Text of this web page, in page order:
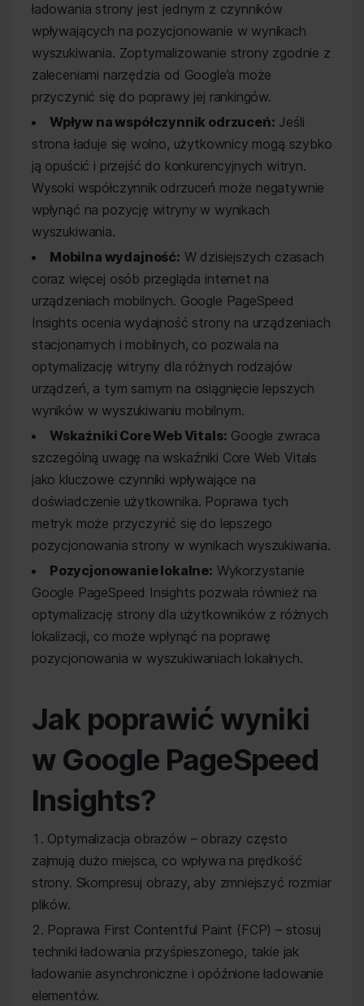
ładowania strony jest jednym z czynników
wpływających na pozycjonowanie w wynikach
wyszukiwania. Zoptymalizowanie strony zgodnie z
zaleceniami narzędzia od Google’a może
przyczynić się do poprawy jej rankingów.
Wpływ na współczynnik odrzuceń: Jeśli
strona ładuje się wolno, użytkownicy mogą szybko
ją opuścić i przejść do konkurencyjnych witryn.
Wysoki współczynnik odrzuceń może negatywnie
wpłynąć na pozycję witryny w wynikach
wyszukiwania.
Mobilna wydajność: W dzisiejszych czasach
coraz więcej osób przegląda internet na
urządzeniach mobilnych. Google PageSpeed
Insights ocenia wydajność strony na urządzeniach
stacjonarnych i mobilnych, co pozwala na
optymalizację witryny dla różnych rodzajów
urządzeń, a tym samym na osiągnięcie lepszych
wyników w wyszukiwaniu mobilnym.
Wskaźniki Core Web Vitals: Google zwraca
szczególną uwagę na wskaźniki Core Web Vitals
jako kluczowe czynniki wpływające na
doświadczenie użytkownika. Poprawa tych
metryk może przyczynić się do lepszego
pozycjonowania strony w wynikach wyszukiwania.
Pozycjonowanie lokalne: Wykorzystanie
Google PageSpeed Insights pozwala również na
optymalizację strony dla użytkowników z różnych
lokalizacji, co może wpłynąć na poprawę
pozycjonowania w wyszukiwaniach lokalnych.
Jak poprawić wyniki
w Google PageSpeed
Insights?
Optymalizacja obrazów – obrazy często
zajmują dużo miejsca, co wpływa na prędkość
strony. Skompresuj obrazy, aby zmniejszyć rozmiar
plików.
Poprawa First Contentful Paint (FCP) – stosuj
techniki ładowania przyśpieszonego, takie jak
ładowanie asynchroniczne i opóźnione ładowanie
elementów.